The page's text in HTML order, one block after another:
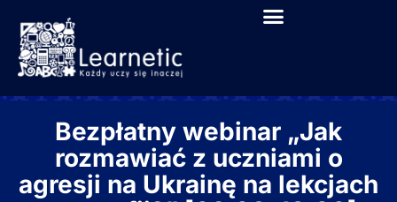
Bezpłatny webinar „Jak
rozmawiać z uczniami o
agresji na Ukrainę na lekcjach